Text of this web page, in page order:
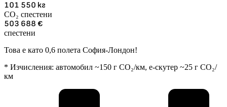
101 550 кг
CO₂ спестени
503 688 €
спестени
Това е като 0,6 полета София-Лондон!
* Изчисления: автомобил ~150 г CO₂/км, е-скутер ~25 г CO₂/
км